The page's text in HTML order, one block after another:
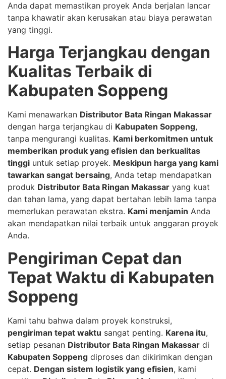
Anda dapat memastikan proyek Anda berjalan lancar
tanpa khawatir akan kerusakan atau biaya perawatan
yang tinggi.
Harga Terjangkau dengan
Kualitas Terbaik di
Kabupaten Soppeng
Kami menawarkan Distributor Bata Ringan Makassar
dengan harga terjangkau di Kabupaten Soppeng,
tanpa mengurangi kualitas. Kami berkomitmen untuk
memberikan produk yang efisien dan berkualitas
tinggi untuk setiap proyek. Meskipun harga yang kami
tawarkan sangat bersaing, Anda tetap mendapatkan
produk Distributor Bata Ringan Makassar yang kuat
dan tahan lama, yang dapat bertahan lebih lama tanpa
memerlukan perawatan ekstra. Kami menjamin Anda
akan mendapatkan nilai terbaik untuk anggaran proyek
Anda.
Pengiriman Cepat dan
Tepat Waktu di Kabupaten
Soppeng
Kami tahu bahwa dalam proyek konstruksi,
pengiriman tepat waktu sangat penting. Karena itu,
setiap pesanan Distributor Bata Ringan Makassar di
Kabupaten Soppeng diproses dan dikirimkan dengan
cepat. Dengan sistem logistik yang efisien, kami